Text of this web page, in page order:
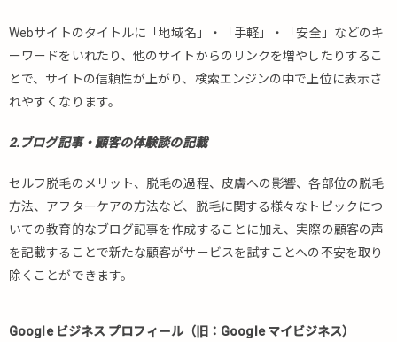
Webサイトのタイトルに「地域名」・「手軽」・「安全」などのキ
ーワードをいれたり、他のサイトからのリンクを増やしたりするこ
とで、サイトの信頼性が上がり、検索エンジンの中で上位に表示さ
れやすくなります。
2.ブログ記事・顧客の体験談の記載
セルフ脱毛のメリット、脱毛の過程、皮膚への影響、各部位の脱毛
方法、アフターケアの方法など、脱毛に関する様々なトピックにつ
いての教育的なブログ記事を作成することに加え、実際の顧客の声
を記載することで新たな顧客がサービスを試すことへの不安を取り
除くことができます。
Google ビジネス プロフィール（旧：Google マイビジネス）